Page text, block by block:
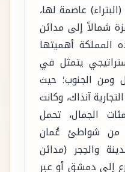
عاصمة لها،
شمالاً إلى مدائن
المملكة أهميتها
يتمثل في
ومن الجنوب؛ حيث
آنذاك، وكانت
الجمال، تحمل
من شواطئ عُمان
والحِجر (مدائن
إلى دمشق أو عبر